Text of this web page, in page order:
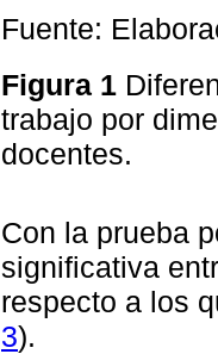
Fuente:
Figura 1
trabajo por
docentes.
Con la prueba
significativa
respecto a los
3).